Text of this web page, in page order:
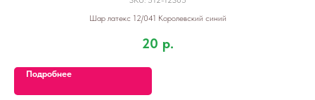
Шар латекс 12/041 Королевский синий
20 р.
Подробнее